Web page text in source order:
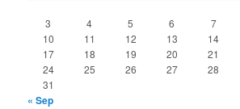
3
4 5 6 7
10
11 12 13 14
17
18 19 20 21
24
25 26 27 28
31
« Sep